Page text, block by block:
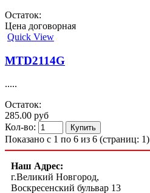
Остаток:
Цена договорная
Quick View
MTD2114G
.....
Остаток:
285.00 руб
Кол-во:
Показано с 1 по 6 из 6 (страниц: 1)
Наш Адрес:
г.Великий Новгород,
Воскресенский бульвар 13